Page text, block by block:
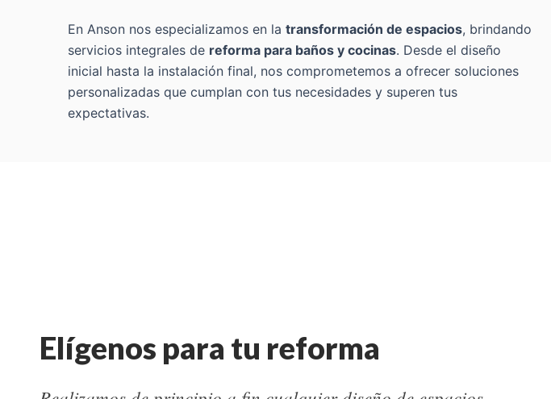
En Anson nos especializamos en la transformación de espacios, brindando
servicios integrales de reforma para baños y cocinas. Desde el diseño
inicial hasta la instalación final, nos comprometemos a ofrecer soluciones
personalizadas que cumplan con tus necesidades y superen tus
expectativas.
Elígenos para tu reforma